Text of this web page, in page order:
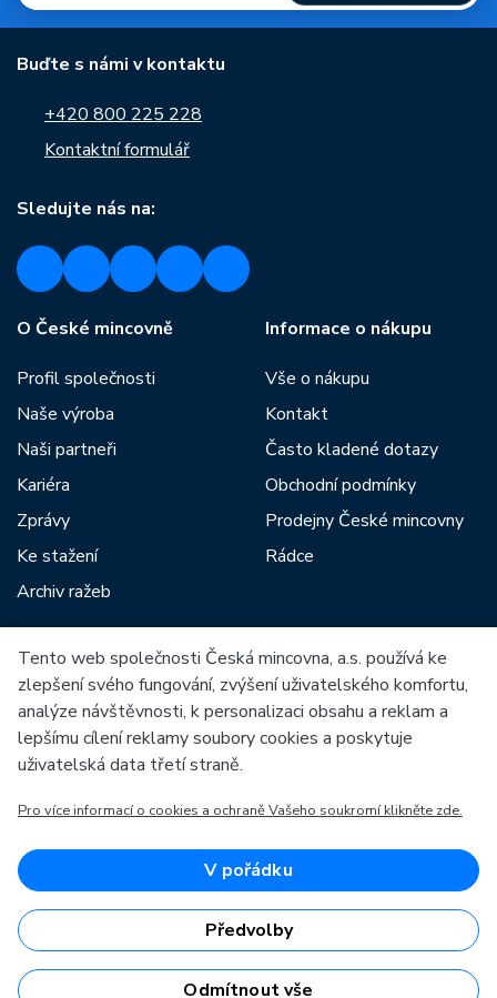
Buďte s námi v kontaktu
+420 800 225 228
Kontaktní formulář
Sledujte nás na:
O České mincovně
Profil společnosti
Naše výroba
Naši partneři
Kariéra
Zprávy
Ke stažení
Archiv ražeb
Informace o nákupu
Vše o nákupu
Kontakt
Často kladené dotazy
Obchodní podmínky
Prodejny České mincovny
Rádce
Mezi naše partnery patří:
Evropská unie
OP Podnikání a inovace pro konkurenceschopnost
Evropský fond pro regionální rozvoj
Česká mincovna, a.s. © 1993 - 2026
Tento web společnosti Česká mincovna, a.s. používá ke
zlepšení svého fungování, zvýšení uživatelského komfortu,
analýze návštěvnosti, k personalizaci obsahu a reklam a
lepšímu cílení reklamy soubory cookies a poskytuje
uživatelská data třetí straně.
Pro více informací o cookies a ochraně Vašeho soukromí klikněte zde.
V pořádku
Předvolby
Odmítnout vše